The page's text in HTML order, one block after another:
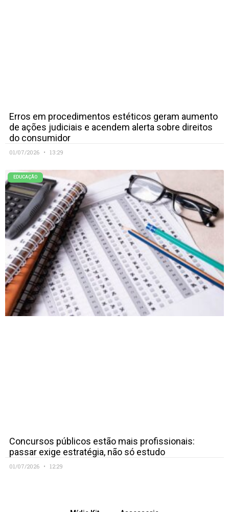
Erros em procedimentos estéticos geram aumento
de ações judiciais e acendem alerta sobre direitos
do consumidor
01/07/2026 13:29
EDUCAÇÃO
Concursos públicos estão mais profissionais:
passar exige estratégia, não só estudo
01/07/2026 12:29